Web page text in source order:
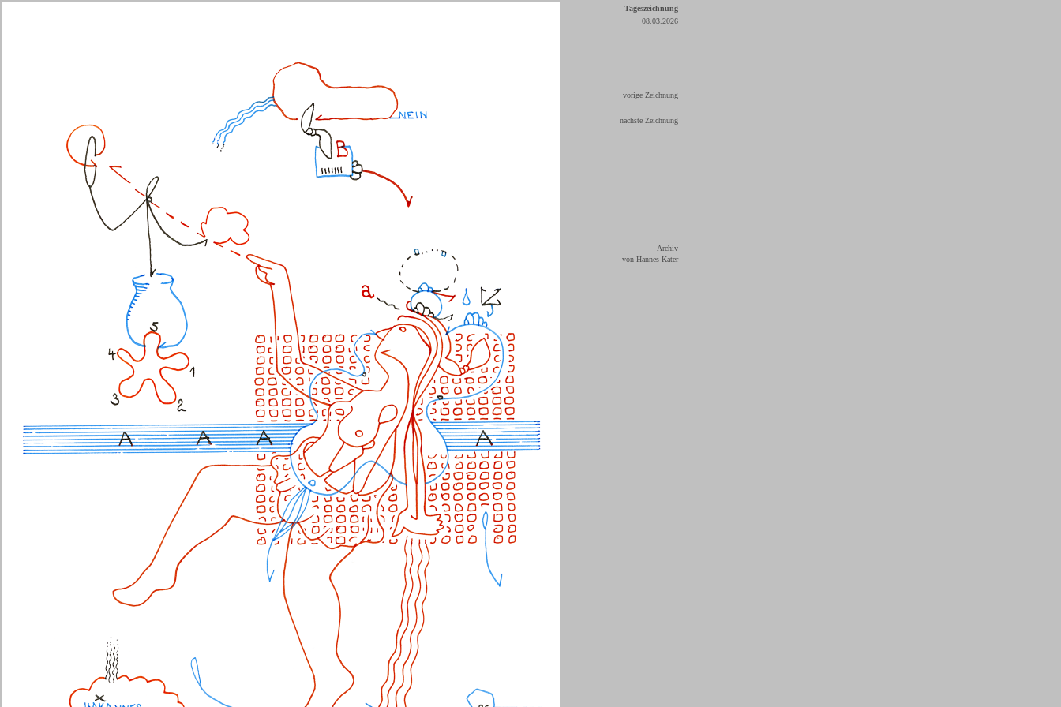
Tageszeichnung
08.03.2026
vorige Zeichnung
nächste Zeichnung
Archiv
von Hannes Kater